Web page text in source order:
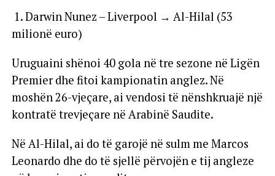
1. Darwin Nunez – Liverpool → Al-Hilal (53
milionë euro)
Uruguaini shënoi 40 gola në tre sezone në Ligën
Premier dhe fitoi kampionatin anglez. Në
moshën 26-vjeçare, ai vendosi të nënshkruajë një
kontratë trevjeçare në Arabinë Saudite.
Në Al-Hilal, ai do të garojë në sulm me Marcos
Leonardo dhe do të sjellë përvojën e tij angleze